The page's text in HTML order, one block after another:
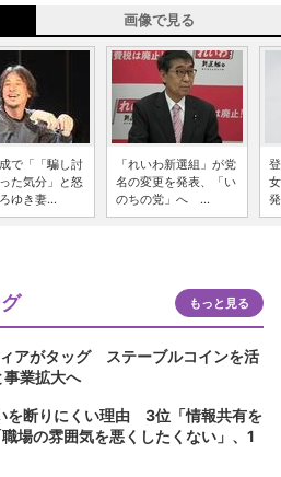
画像で見る
で「「騙し討
た気分」と怒
ゆき妻...
「れいわ新選組」が党
名の変更を発表、「い
のちの党」へ ...
もっと見る
アがタッグ ステーブルコインを活
事業拡大へ
を断りにくい理由 3位「情報共有を
場の雰囲気を悪くしたくない」、1